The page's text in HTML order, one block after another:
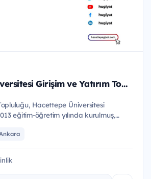
Hacettepe Üniversitesi Girişim ve Yatırım Topluluğu
Hacettepe Üniversitesi
eğitim-öğretim yılında kurulmuş,